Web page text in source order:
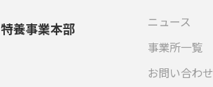
特養事業本部
ニュース
事業所一覧
お問い合わせ